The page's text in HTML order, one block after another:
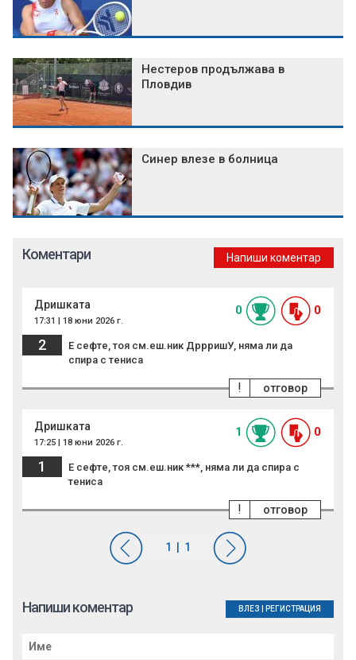
Нестеров продължава в
Пловдив
Синер влезе в болница
Коментари Напиши коментар
Дришката
17:31 | 18 юни 2026 г.
0 0
2
Е сефте, тоя см.еш.ник ДррришУ, няма ли да
спира с тениса
отговор
!
Дришката
17:25 | 18 юни 2026 г.
1 0
1
Е сефте, тоя см.еш.ник ***, няма ли да спира с
тениса
отговор
!
Напиши коментар ВЛЕЗ РЕГИСТРАЦИЯ